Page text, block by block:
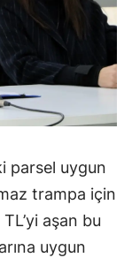
parsel uygun
trampa için
aşan bu
uygun